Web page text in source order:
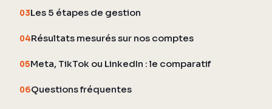
03Les 5 étapes de gestion
04Résultats mesurés sur nos comptes
05Meta, TikTok ou LinkedIn : le comparatif
06Questions fréquentes